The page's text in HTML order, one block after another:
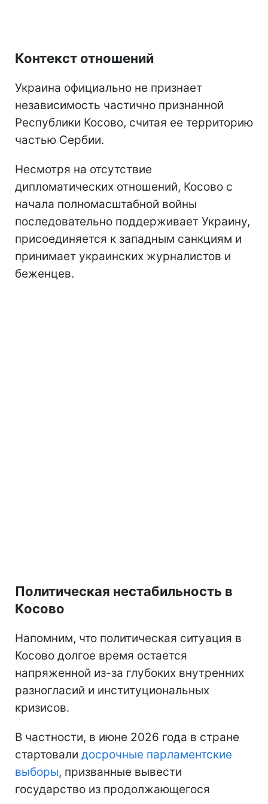
Контекст отношений
Украина официально не признает
независимость частично признанной
Республики Косово, считая ее территорию
частью Сербии.
Несмотря на отсутствие
дипломатических отношений, Косово с
начала полномасштабной войны
последовательно поддерживает Украину,
присоединяется к западным санкциям и
принимает украинских журналистов и
беженцев.
Политическая нестабильность в
Косово
Напомним, что политическая ситуация в
Косово долгое время остается
напряженной из-за глубоких внутренних
разногласий и институциональных
кризисов.
В частности, в июне 2026 года в стране
стартовали досрочные парламентские
выборы, призванные вывести
государство из продолжающегося